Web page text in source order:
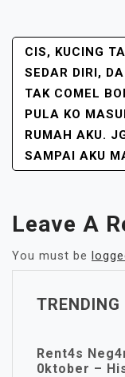
POST
NAVIGATION
CIS, KUCING
SEDAR DIRI,
TAK COMEL
PULA KO
RUMAH AKU.
SAMPAI AKU
Leave A
You must be
Rent4s
0ktober –